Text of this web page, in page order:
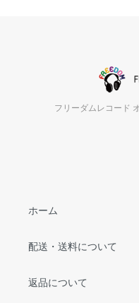
フリーダムレコード
ホーム
配送・送料について
返品について